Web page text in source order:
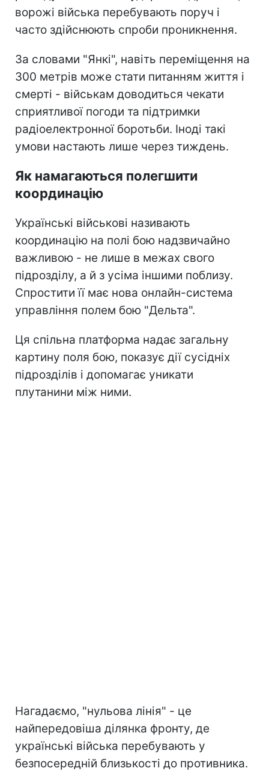
ворожі війська перебувають поруч і
часто здійснюють спроби проникнення.
За словами "Янкі", навіть переміщення на
300 метрів може стати питанням життя і
смерті - військам доводиться чекати
сприятливої погоди та підтримки
радіоелектронної боротьби. Іноді такі
умови настають лише через тиждень.
Як намагаються полегшити
координацію
Українські військові називають
координацію на полі бою надзвичайно
важливою - не лише в межах свого
підрозділу, а й з усіма іншими поблизу.
Спростити її має нова онлайн-система
управління полем бою "Дельта".
Ця спільна платформа надає загальну
картину поля бою, показує дії сусідніх
підрозділів і допомагає уникати
плутанини між ними.
Нагадаємо, "нульова лінія" - це
найпередовіша ділянка фронту, де
українські війська перебувають у
безпосередній близькості до противника.